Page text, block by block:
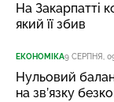
На Закарпатті
який її збив
ЕКОНОМІКА9 СЕРПНЯ,
Нульовий
на зв’язку